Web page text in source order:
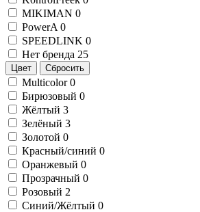
MIKIMAN 0
PowerA 0
SPEEDLINK 0
Нет бренда 25
Цвет Сбросить
Multicolor 0
Бирюзовый 0
Жёлтый 3
Зелёный 3
Золотой 0
Красный/синий 0
Оранжевый 0
Прозрачный 0
Розовый 2
Синий/Жёлтый 0